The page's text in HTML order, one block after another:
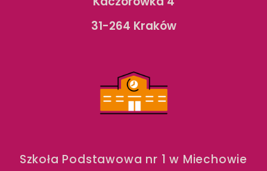
31-264 Kraków
Szkoła Podstawowa nr 1 w Miechowie